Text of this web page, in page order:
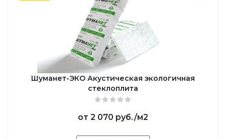
Шуманет-ЭКО Акустическая экологичная
стеклоплита
от 2 070 руб./м2